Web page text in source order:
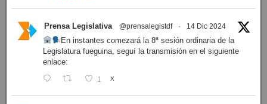
Prensa Legislativa @prensalegistdf · 14 Dic 2024
En instantes comezará la 8ª sesión ordinaria de la
Legislatura fueguina, seguí la transmisión en el siguiente
enlace:
1 X